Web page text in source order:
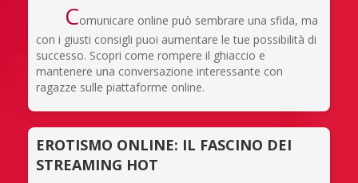
Comunicare online può sembrare una sfida, ma
con i giusti consigli puoi aumentare le tue possibilità di
successo. Scopri come rompere il ghiaccio e
mantenere una conversazione interessante con
ragazze sulle piattaforme online.
EROTISMO ONLINE: IL FASCINO DEI
STREAMING HOT